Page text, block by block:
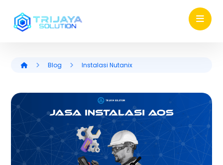
Blog Instalasi Nutanix